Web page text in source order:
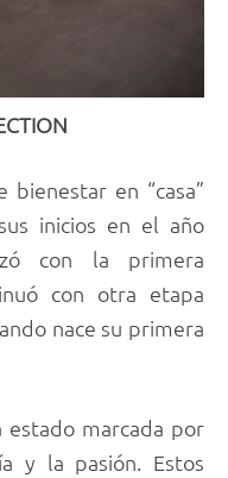
bienestar en “casa”
inicios en el año
con la primera
con otra etapa
nace su primera
estado marcada por
y la pasión. Estos